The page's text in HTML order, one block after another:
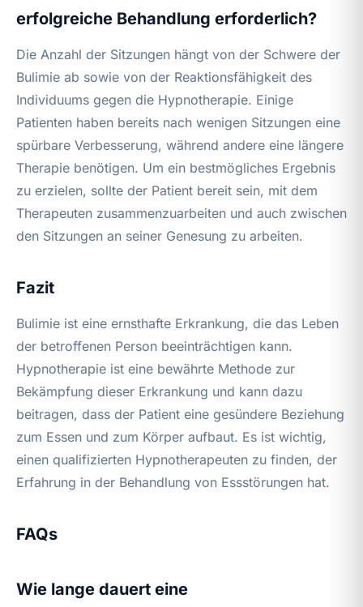
erfolgreiche Behandlung erforderlich?
Die Anzahl der Sitzungen hängt von der Schwere der
Bulimie ab sowie von der Reaktionsfähigkeit des
Individuums gegen die Hypnotherapie. Einige
Patienten haben bereits nach wenigen Sitzungen eine
spürbare Verbesserung, während andere eine längere
Therapie benötigen. Um ein bestmögliches Ergebnis
zu erzielen, sollte der Patient bereit sein, mit dem
Therapeuten zusammenzuarbeiten und auch zwischen
den Sitzungen an seiner Genesung zu arbeiten.
Fazit
Bulimie ist eine ernsthafte Erkrankung, die das Leben
der betroffenen Person beeinträchtigen kann.
Hypnotherapie ist eine bewährte Methode zur
Bekämpfung dieser Erkrankung und kann dazu
beitragen, dass der Patient eine gesündere Beziehung
zum Essen und zum Körper aufbaut. Es ist wichtig,
einen qualifizierten Hypnotherapeuten zu finden, der
Erfahrung in der Behandlung von Essstörungen hat.
FAQs
Wie lange dauert eine